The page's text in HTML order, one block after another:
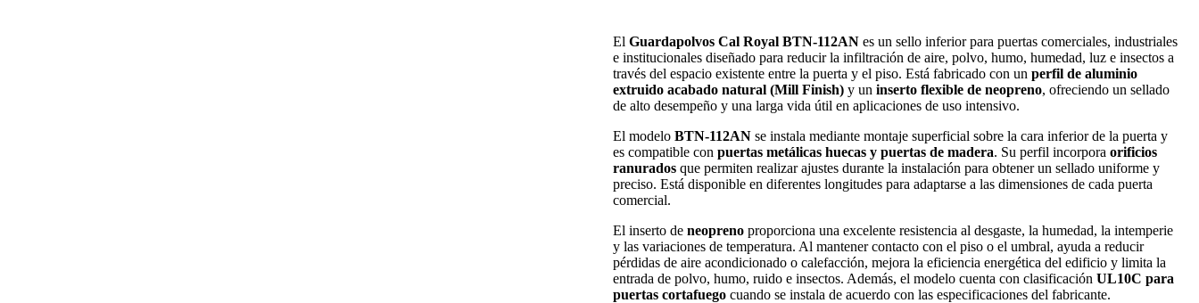
El Guardapolvos Cal Royal BTN-112AN es un sello inferior para puertas comerciales, industriales
e institucionales diseñado para reducir la infiltración de aire, polvo, humo, humedad, luz e insectos a
través del espacio existente entre la puerta y el piso. Está fabricado con un perfil de aluminio
extruido acabado natural (Mill Finish) y un inserto flexible de neopreno, ofreciendo un sellado
de alto desempeño y una larga vida útil en aplicaciones de uso intensivo.
El modelo BTN-112AN se instala mediante montaje superficial sobre la cara inferior de la puerta y
es compatible con puertas metálicas huecas y puertas de madera. Su perfil incorpora orificios
ranurados que permiten realizar ajustes durante la instalación para obtener un sellado uniforme y
preciso. Está disponible en diferentes longitudes para adaptarse a las dimensiones de cada puerta
comercial.
El inserto de neopreno proporciona una excelente resistencia al desgaste, la humedad, la intemperie
y las variaciones de temperatura. Al mantener contacto con el piso o el umbral, ayuda a reducir
pérdidas de aire acondicionado o calefacción, mejora la eficiencia energética del edificio y limita la
entrada de polvo, humo, ruido e insectos. Además, el modelo cuenta con clasificación UL10C para
puertas cortafuego cuando se instala de acuerdo con las especificaciones del fabricante.